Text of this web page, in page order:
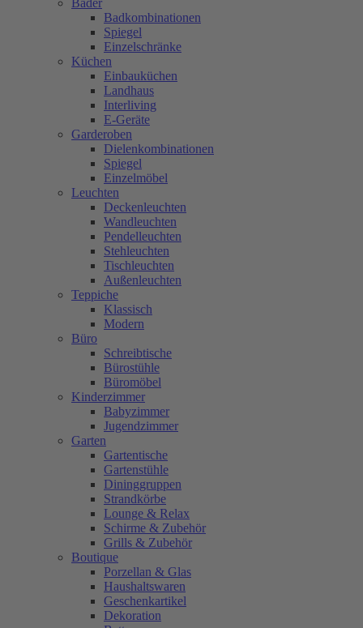
Badkombinationen
Spiegel
Einzelschränke
Küchen
Einbauküchen
Landhaus
Interliving
E-Geräte
Garderoben
Dielenkombinationen
Spiegel
Einzelmöbel
Leuchten
Deckenleuchten
Wandleuchten
Pendelleuchten
Stehleuchten
Tischleuchten
Außenleuchten
Teppiche
Klassisch
Modern
Büro
Schreibtische
Bürostühle
Büromöbel
Kinderzimmer
Babyzimmer
Jugendzimmer
Garten
Gartentische
Gartenstühle
Dininggruppen
Strandkörbe
Lounge & Relax
Schirme & Zubehör
Grills & Zubehör
Boutique
Porzellan & Glas
Haushaltswaren
Geschenkartikel
Dekoration